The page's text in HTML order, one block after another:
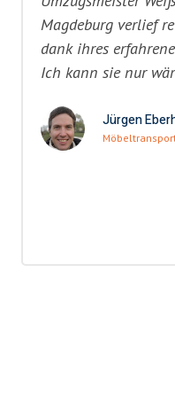
Magdeburg verlief
dank ihres
Ich kann sie nur
Jürgen